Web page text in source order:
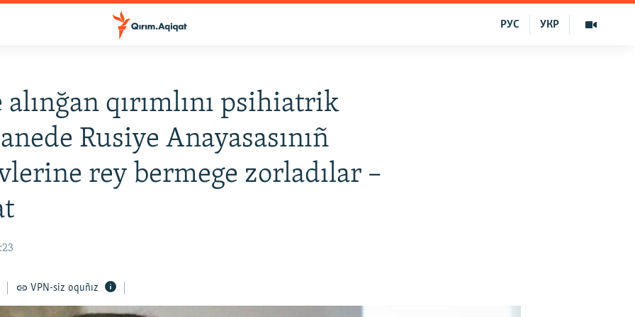
УКР
РУС
qırımlını psihiatrik
Rusiye Anayasasınıñ
rey bermege zorladılar –
VPN-siz oquñız